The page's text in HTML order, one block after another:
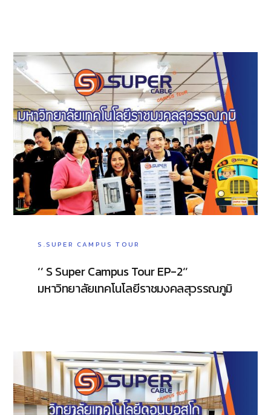
S.SUPER CAMPUS TOUR
‘’ S Super Campus Tour EP-2‘’
มหาวิทยาลัยเทคโนโลยีราชมงคลสุวรรณภูมิ